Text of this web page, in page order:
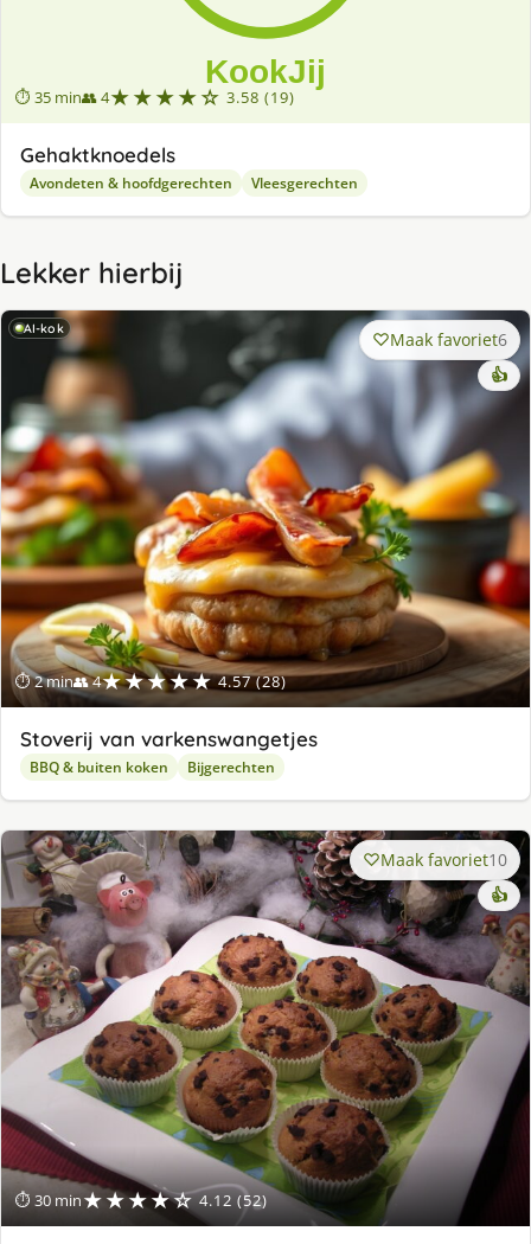
⏱ 35 min👥 4★★★★☆ 3.58 (19)
Gehaktknoedels
Avondeten & hoofdgerechten Vleesgerechten
Lekker hierbij
AI-kok
⏱ 2 min👥 4★★★★★ 4.57 (28)
Maak favoriet6
👍
Stoverij van varkenswangetjes
BBQ & buiten koken Bijgerechten
⏱ 30 min★★★★☆ 4.12 (52)
Maak favoriet10
👍